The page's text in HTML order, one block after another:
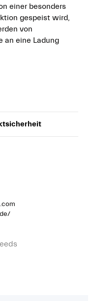
einer besonders
gespeist wird,
von
an eine Ladung